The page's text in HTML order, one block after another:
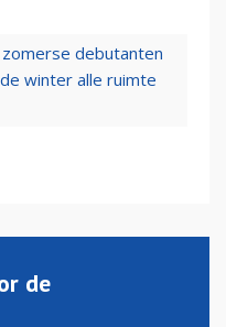
debutanten
winter alle ruimte
de